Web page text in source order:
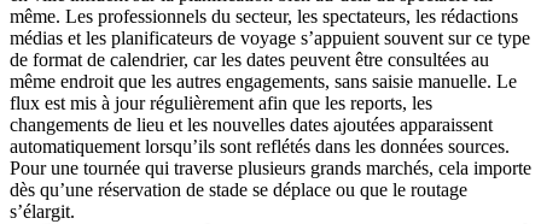
même. Les professionnels du secteur, les spectateurs, les rédactions
médias et les planificateurs de voyage s’appuient souvent sur ce type
de format de calendrier, car les dates peuvent être consultées au
même endroit que les autres engagements, sans saisie manuelle. Le
flux est mis à jour régulièrement afin que les reports, les
changements de lieu et les nouvelles dates ajoutées apparaissent
automatiquement lorsqu’ils sont reflétés dans les données sources.
Pour une tournée qui traverse plusieurs grands marchés, cela importe
dès qu’une réservation de stade se déplace ou que le routage
s’élargit.